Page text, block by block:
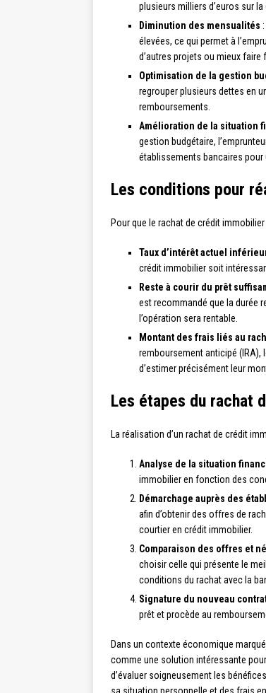
plusieurs milliers d’euros sur la
Diminution des mensualités
élevées, ce qui permet à
d’autres projets ou mieux faire
Optimisation de la gestion
regrouper plusieurs dettes en
remboursements.
Amélioration de la situation
gestion budgétaire,
établissements bancaires pour
Les conditions pour
Pour que le rachat de crédit
Taux d’intérêt actuel
crédit immobilier soit
Reste à courir du prêt
est recommandé que la durée
l’opération sera rentable.
Montant des frais liés au
remboursement anticipé
d’estimer précisément leur
Les étapes du rachat
La réalisation d’un rachat de crédit
Analyse de la situation
immobilier en fonction des
Démarchage auprès des
afin d’obtenir des offres de
courtier en crédit immobilier.
Comparaison des offres et
choisir celle qui présente le
conditions du rachat avec la
Signature du nouveau
prêt et procède au
Dans un contexte économique
comme une solution intéressante
d’évaluer soigneusement les